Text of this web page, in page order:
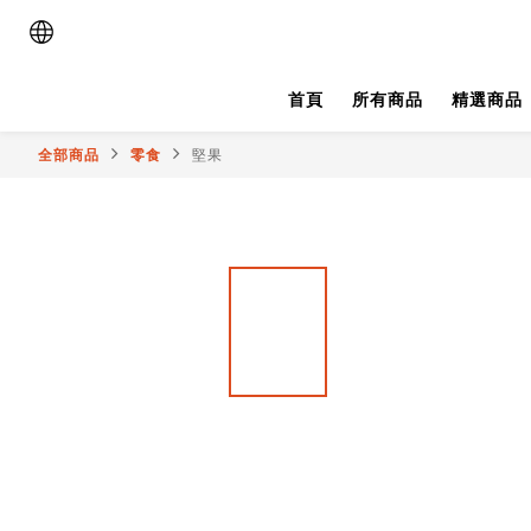
首頁 所有商品 精選商品
全部商品 零食 堅果